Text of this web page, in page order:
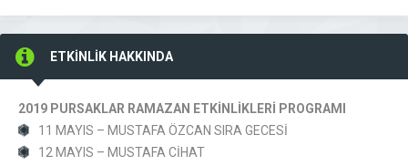
ETKİNLİK HAKKINDA
2019 PURSAKLAR RAMAZAN ETKİNLİKLERİ PROGRAMI
11 MAYIS – MUSTAFA ÖZCAN SIRA GECESİ
12 MAYIS – MUSTAFA CİHAT